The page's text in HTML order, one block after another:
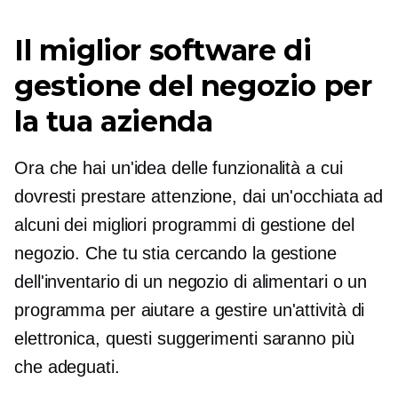
Il miglior software di
gestione del negozio per
la tua azienda
Ora che hai un'idea delle funzionalità a cui
dovresti prestare attenzione, dai un'occhiata ad
alcuni dei migliori programmi di gestione del
negozio. Che tu stia cercando la gestione
dell'inventario di un negozio di alimentari o un
programma per aiutare a gestire un'attività di
elettronica, questi suggerimenti saranno più
che adeguati.